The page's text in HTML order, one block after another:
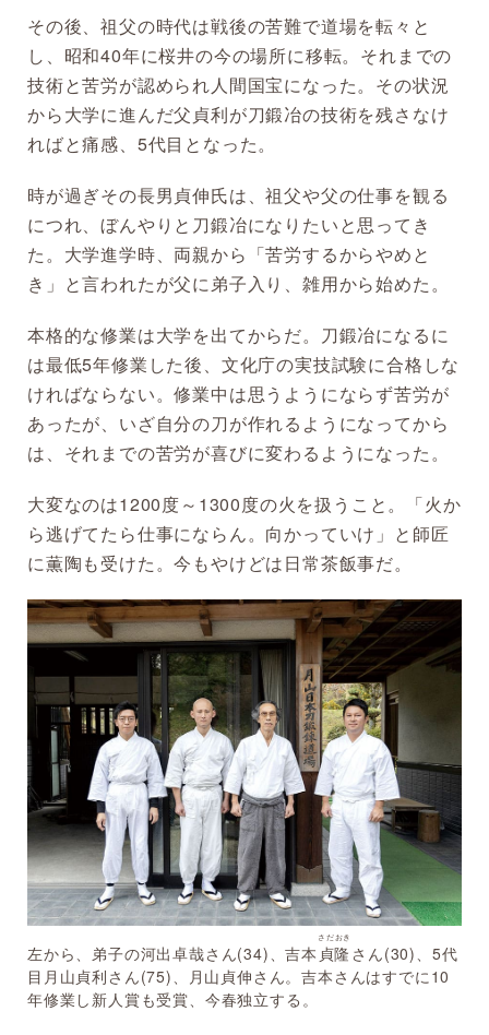
その後、祖父の時代は戦後の苦難で道場を転々と
し、昭和40年に桜井の今の場所に移転。それまでの
技術と苦労が認められ人間国宝になった。その状況
から大学に進んだ父貞利が刀鍛冶の技術を残さなけ
ればと痛感、5代目となった。
時が過ぎその長男貞伸氏は、祖父や父の仕事を観る
につれ、ぼんやりと刀鍛冶になりたいと思ってき
た。大学進学時、両親から「苦労するからやめと
き」と言われたが父に弟子入り、雑用から始めた。
本格的な修業は大学を出てからだ。刀鍛冶になるに
は最低5年修業した後、文化庁の実技試験に合格しな
ければならない。修業中は思うようにならず苦労が
あったが、いざ自分の刀が作れるようになってから
は、それまでの苦労が喜びに変わるようになった。
大変なのは1200度～1300度の火を扱うこと。「火か
ら逃げてたら仕事にならん。向かっていけ」と師匠
に薫陶も受けた。今もやけどは日常茶飯事だ。
左から、弟子の河出卓哉さん(34)、吉本 貞隆
さだおき
さん(30)、5代
目月山貞利さん(75)、月山貞伸さん。吉本さんはすでに10
年修業し新人賞も受賞、今春独立する。